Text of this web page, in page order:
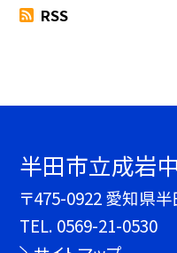
RSS
半田市立成岩
〒475-0922 愛知県
TEL. 0569-21-0530